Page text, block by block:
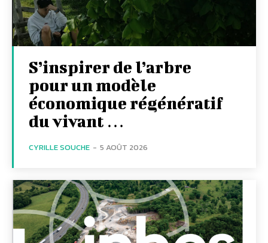
S’inspirer de l’arbre
pour un modèle
économique régénératif
du vivant …
CYRILLE SOUCHE - 5 AOÛT 2026